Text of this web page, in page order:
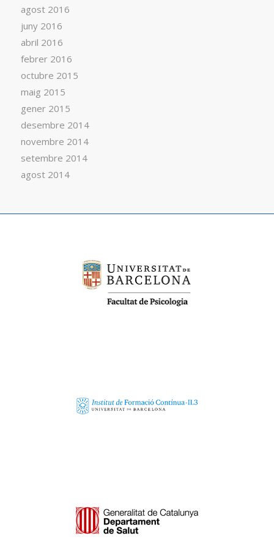
agost 2016
juny 2016
abril 2016
febrer 2016
octubre 2015
maig 2015
gener 2015
desembre 2014
novembre 2014
setembre 2014
agost 2014